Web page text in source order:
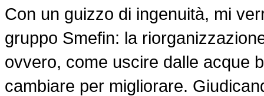
Con un guizzo di ingenuità, mi
gruppo Smefin: la
ovvero, come uscire dalle acque
cambiare per migliorare.